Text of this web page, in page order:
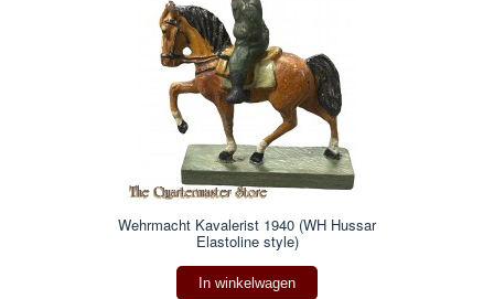
Wehrmacht Kavalerist 1940 (WH Hussar
Elastoline style)
In winkelwagen